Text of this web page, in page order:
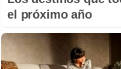
el próximo año